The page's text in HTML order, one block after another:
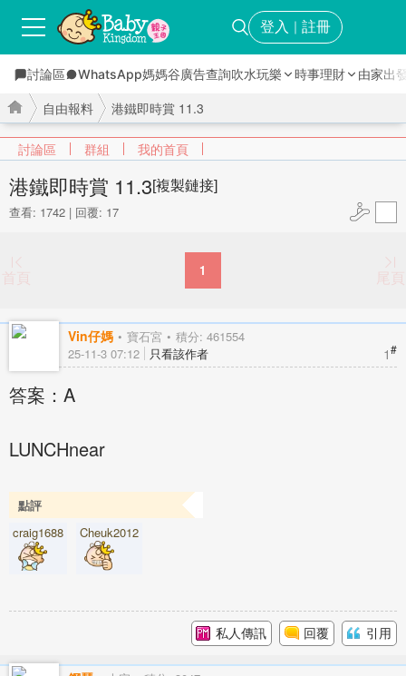
登入 ｜ 註冊
討論區 WhatsApp媽媽谷廣告查詢吹水玩樂 時事理財 由家出
討論區 群組 我的首頁
›
自由報料
›
港鐵即時賞 11.3
查看: 1742 | 回覆: 17
港鐵即時賞 11.3[複製鏈接]
首頁 1 尾頁
Vin仔媽 寶石宮 積分: 461554
1#
25-11-3 07:12 只看該作者
答案：A
LUNCHnear
點評
craig1688
Cheuk2012
私人傳訊 回覆 引用